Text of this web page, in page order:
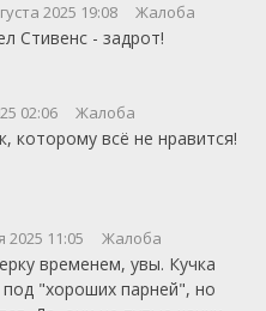
2025 19:08 Жалоба
Стивенс - задрот!
02:06 Жалоба
которому всё не нравится!
2025 11:05 Жалоба
временем, увы. Кучка
"хороших парней", но